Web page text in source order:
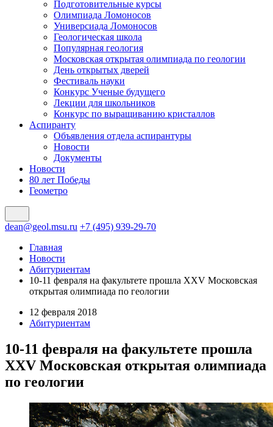
Подготовительные курсы
Олимпиада Ломоносов
Универсиада Ломоносов
Геологическая школа
Популярная геология
Московская открытая олимпиада по геологии
День открытых дверей
Фестиваль науки
Конкурс Ученые будущего
Лекции для школьников
Конкурс по выращиванию кристаллов
Аспиранту
Объявления отдела аспирантуры
Новости
Документы
Новости
80 лет Победы
Геометро
dean@geol.msu.ru +7 (495) 939-29-70
Главная
Новости
Абитуриентам
10-11 февраля на факультете прошла XXV Московская
открытая олимпиада по геологии
12 февраля 2018
Абитуриентам
10-11 февраля на факультете прошла
XXV Московская открытая олимпиада
по геологии